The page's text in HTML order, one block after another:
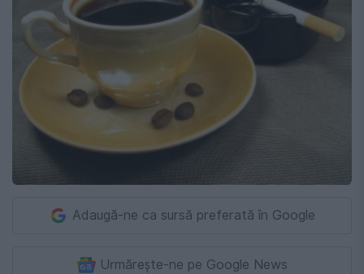
Adaugă-ne ca sursă preferată în Google
Urmărește-ne pe Google News